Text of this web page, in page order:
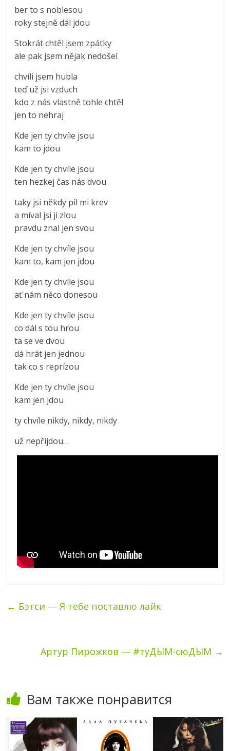
ber to s noblesou
roky stejně dál jdou
Stokrát chtěl jsem zpátky
ale pak jsem nějak nedošel
chvíli jsem hubla
teď už jsi vzduch
kdo z nás vlastně tohle chtěl
jen to nehraj
Kde jen ty chvíle jsou
kam to jdou
Kde jen ty chvíle jsou
ten hezkej čas nás dvou
taky jsi někdy pil mi krev
a míval jsi ji zlou
pravdu znal jen svou
Kde jen ty chvíle jsou
kam to, kam jen jdou
Kde jen ty chvíle jsou
ať nám něco donesou
Kde jen ty chvíle jsou
co dál s tou hrou
ta se ve dvou
dá hrát jen jednou
tak co s reprízou
Kde jen ty chvíle jsou
kam jen jdou
ty chvíle nikdy, nikdy, nikdy
už nepřijdou…
← Бэтси — Я тебе поставлю лайк
Артур Пирожков — #туДЫМ-сюДЫМ →
Вам также понравится